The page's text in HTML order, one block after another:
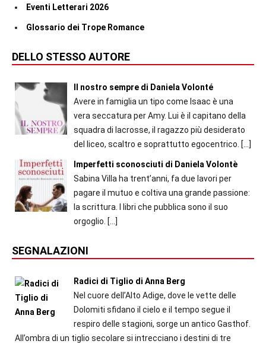
Eventi Letterari 2026
Glossario dei Trope Romance
DELLO STESSO AUTORE
Il nostro sempre di Daniela Volonté
Avere in famiglia un tipo come Isaac è una
vera seccatura per Amy. Lui è il capitano della
squadra di lacrosse, il ragazzo più desiderato
del liceo, scaltro e soprattutto egocentrico. […]
Imperfetti sconosciuti di Daniela Volontè
Sabina Villa ha trent’anni, fa due lavori per
pagare il mutuo e coltiva una grande passione:
la scrittura. I libri che pubblica sono il suo
orgoglio. […]
SEGNALAZIONI
Radici di Tiglio di Anna Berg
Nel cuore dell’Alto Adige, dove le vette delle
Dolomiti sfidano il cielo e il tempo segue il
respiro delle stagioni, sorge un antico Gasthof.
All’ombra di un tiglio secolare si intrecciano i destini di tre